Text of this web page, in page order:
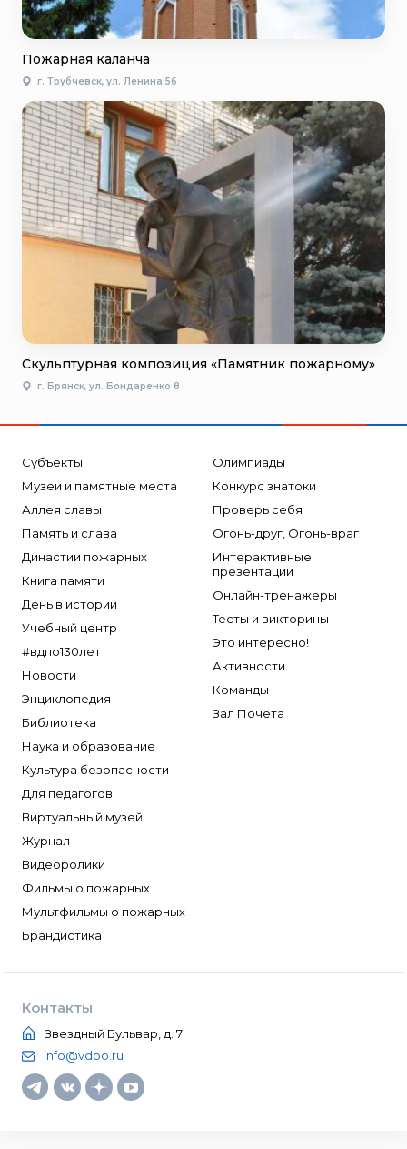
Пожарная каланча
г. Трубчевск, ул. Ленина 56
Скульптурная композиция «Памятник пожарному»
г. Брянск, ул. Бондаренко 8
Субъекты
Музеи и памятные места
Аллея славы
Память и слава
Династии пожарных
Книга памяти
День в истории
Учебный центр
#вдпо130лет
Новости
Энциклопедия
Библиотека
Наука и образование
Культура безопасности
Для педагогов
Виртуальный музей
Журнал
Видеоролики
Фильмы о пожарных
Мультфильмы о пожарных
Брандистика
Олимпиады
Конкурс знатоки
Проверь себя
Огонь-друг, Огонь-враг
Интерактивные
презентации
Онлайн-тренажеры
Тесты и викторины
Это интересно!
Активности
Команды
Зал Почета
Контакты
Звездный Бульвар, д. 7
info@vdpo.ru